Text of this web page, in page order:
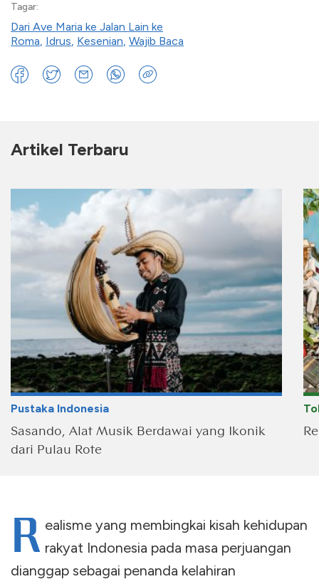
Tagar:
Dari Ave Maria ke Jalan Lain ke
Roma, Idrus, Kesenian, Wajib Baca
Artikel Terbaru
Pustaka Indonesia
Sasando, Alat Musik Berdawai yang Ikonik
dari Pulau Rote
R ealisme yang membingkai kisah kehidupan
rakyat Indonesia pada masa perjuangan
dianggap sebagai penanda kelahiran